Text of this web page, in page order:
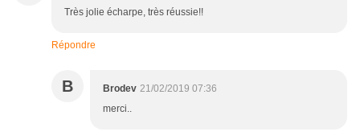
Très jolie écharpe, très réussie!!
Répondre
B Brodev 21/02/2019 07:36
merci..